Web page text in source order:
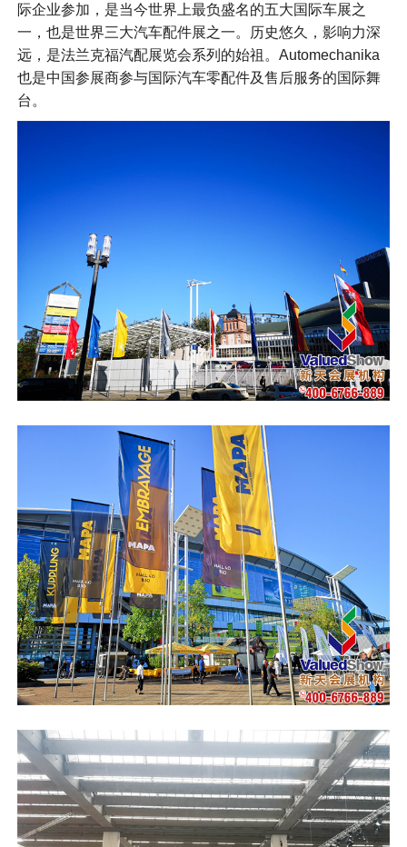
际企业参加，是当今世界上最负盛名的五大国际车展之
一，也是世界三大汽车配件展之一。历史悠久，影响力深
远，是法兰克福汽配展览会系列的始祖。Automechanika
也是中国参展商参与国际汽车零配件及售后服务的国际舞
台。